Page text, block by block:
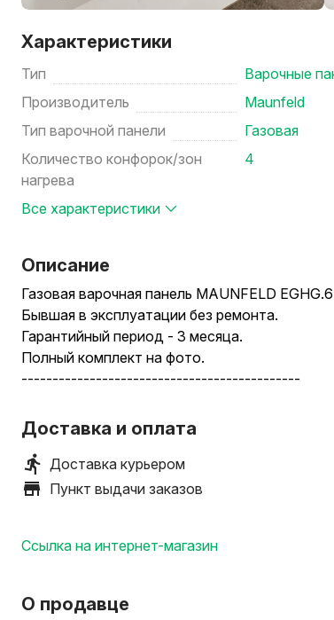
Характеристики
Тип
Варочные
Производитель
Maunfeld
Тип варочной панели
Газовая
Количество конфорок/зон
нагрева
4
Все характеристики
Описание
Газовая варочная панель MAUNFELD
Бывшая в эксплуатации без ремонта.
Гарантийный период - 3 месяца.
Полный комплект на фото.
---------------------------------------------
Ширина 59 см
Глубина 51.5 см.
---------------------------------------------
Размеры ниши для встраивания :
---------------------------------------------
-характеристики onliner : газовая на 4
Доставка и оплата
Доставка курьером
Пункт выдачи заказов
Ссылка на интернет-магазин
О продавце